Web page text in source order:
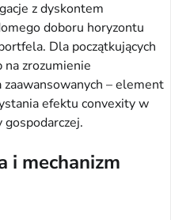
z dyskontem
doboru horyzontu
Dla początkujących
zrozumienie
zaawansowanych – element
efektu convexity w
i mechanizm